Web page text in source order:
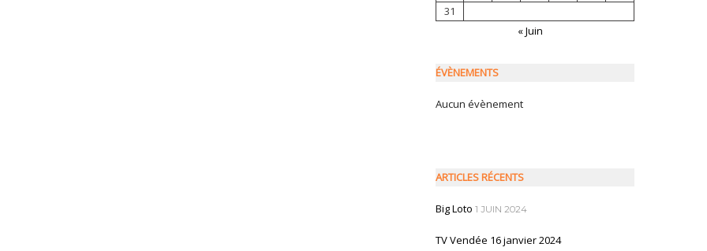
31
« Juin
ÉVÈNEMENTS
Aucun évènement
ARTICLES RÉCENTS
Big Loto 1 JUIN 2024
TV Vendée 16 janvier 2024